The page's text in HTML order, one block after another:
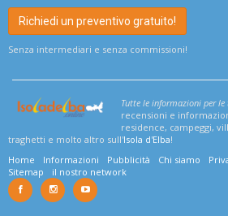
Richiedi un preventivo gratuito!
Senza intermediari e senza commissioni!
Tutte le informazioni per
recensioni e
residence, campeggi,
traghetti e molto altro sull'Isola d'Elba!
Home
Informazioni Pubblicità Chi siamo
Sitemap
il nostro network